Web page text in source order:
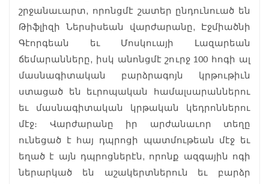
շրջանաւարտ, որոնցմէ շատեր ընդունուած են
Թիֆլիզի Ներսիսեան վարժարանը, Էջմիածնի
Գէորգեան եւ Մոսկուայի Լազարեան
ճեմարանները, իսկ անոնցմէ շուրջ 100 հոգի ալ
մասնագիտական բարձրագոյն կրթութիւն
ստացած են եւրոպական համալսարաններու
եւ մասնագիտական կրթական կեդրոններու
մէջ։ Վարժարանը իր արժանաւոր տեղը
ունեցած է հայ դպրոցի պատմութեան մէջ եւ
եղած է այն դպրոցներէն, որոնք ազգային ոգի
ներարկած են աշակերտներուն եւ բարձր